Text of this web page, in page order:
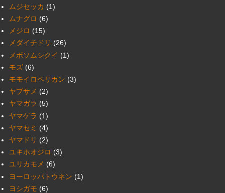
ムジセッカ (1)
ムナグロ (6)
メジロ (15)
メダイチドリ (26)
メボソムシクイ (1)
モズ (6)
モモイロペリカン (3)
ヤブサメ (2)
ヤマガラ (5)
ヤマゲラ (1)
ヤマセミ (4)
ヤマドリ (2)
ユキホオジロ (3)
ユリカモメ (6)
ヨーロッパトウネン (1)
ヨシガモ (6)